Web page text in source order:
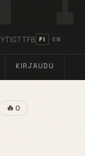
YTIGTTFB FI EN
KIRJAUDU
🔥 0